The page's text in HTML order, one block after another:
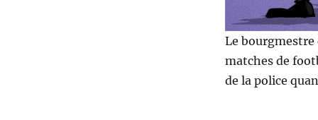
Le bourgmestre
matches de
de la police